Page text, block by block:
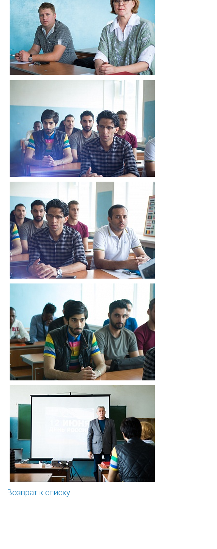
Возврат к списку